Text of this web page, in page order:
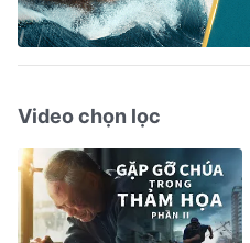
Video chọn lọc